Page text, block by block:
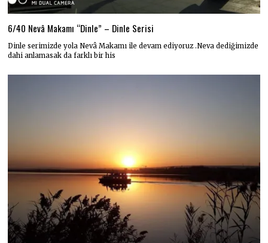
6/40 Nevâ Makamı “Dinle” – Dinle Serisi
Dinle serimizde yola Nevâ Makamı ile devam ediyoruz .Neva dediğimizde
dahi anlamasak da farklı bir his